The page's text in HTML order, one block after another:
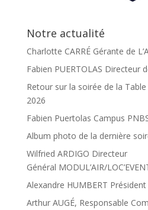
Notre actualité
Charlotte CARRÉ Gérante de
Fabien PUERTOLAS Directeur
Retour sur la soirée de la
2026
Fabien Puertolas Campus
Album photo de la dernière
Wilfried ARDIGO Directeur
Général MODUL’AIR/
Alexandre HUMBERT
Arthur AUGÉ, Responsable